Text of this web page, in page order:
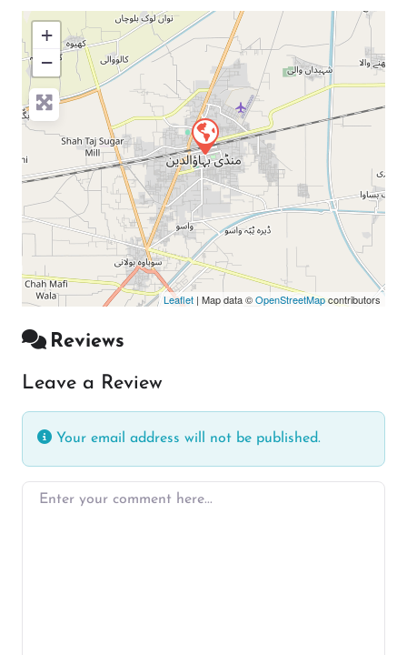
+
−
Press Enter key to search
Leaflet | Map data ©OpenStreetMapcontributors
Reviews
Leave a Review
Your email address will not be published.
Enter your comment here…